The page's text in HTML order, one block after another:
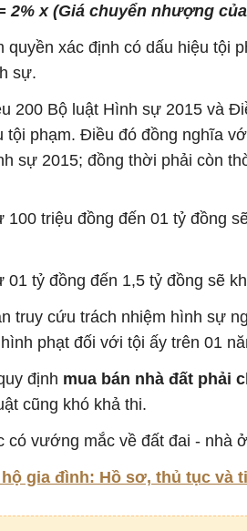
2% x (Giá chuyển nhượng
quyền xác định có dấu hiệu tội
sự.
200 Bộ luật Hình sự 2015 và
tội phạm. Điều đó đồng nghĩa
sự 2015; đồng thời phải còn
100 triệu đồng đến 01 tỷ đồng
01 tỷ đồng đến 1,5 tỷ đồng sẽ
truy cứu trách nhiệm hình sự
phạt đối với tội ấy trên 01
định mua bán nhà đất phải
cũng khó khả thi.
có vướng mắc về đất đai - nhà
gia đình: Hồ sơ, thủ tục và